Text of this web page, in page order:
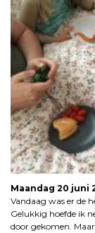
Maandag 20 juni
Vandaag was er de
Gelukkig hoefde ik
door gekomen.